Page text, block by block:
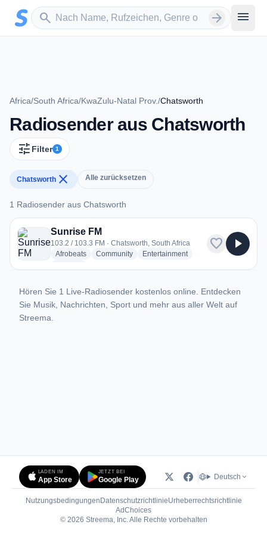
Zum Hauptinhalt springen
search
Sender suchen arrow_forward menu
Africa/South Africa/KwaZulu-Natal Prov./Chatsworth
Radiosender aus Chatsworth
tune Filter 1
Chatsworth close Alle zurücksetzen
1 Radiosender aus Chatsworth
1 Radiosender aus Chatsworth
Sunrise FM
103.2 / 103.3 FM · Chatsworth, South Africa
Afrobeatsradio stations
Communityradio stations
Entertainmentradio stations
favorite play_arrow
Hören Sie 1 Live-Radiosender kostenlos online. Entdecken
Sie Musik, Nachrichten, Sport und mehr aus aller Welt auf
Streema.
LADEN IM
App Store
JETZT BEI
Google Play Deutsch
Nutzungsbedingungen DatenschutzrichtlinieUrheberrechtsrichtlinie
AdChoices(öffnet in neuem Tab)
© 2026 Streema, Inc. Alle Rechte vorbehalten